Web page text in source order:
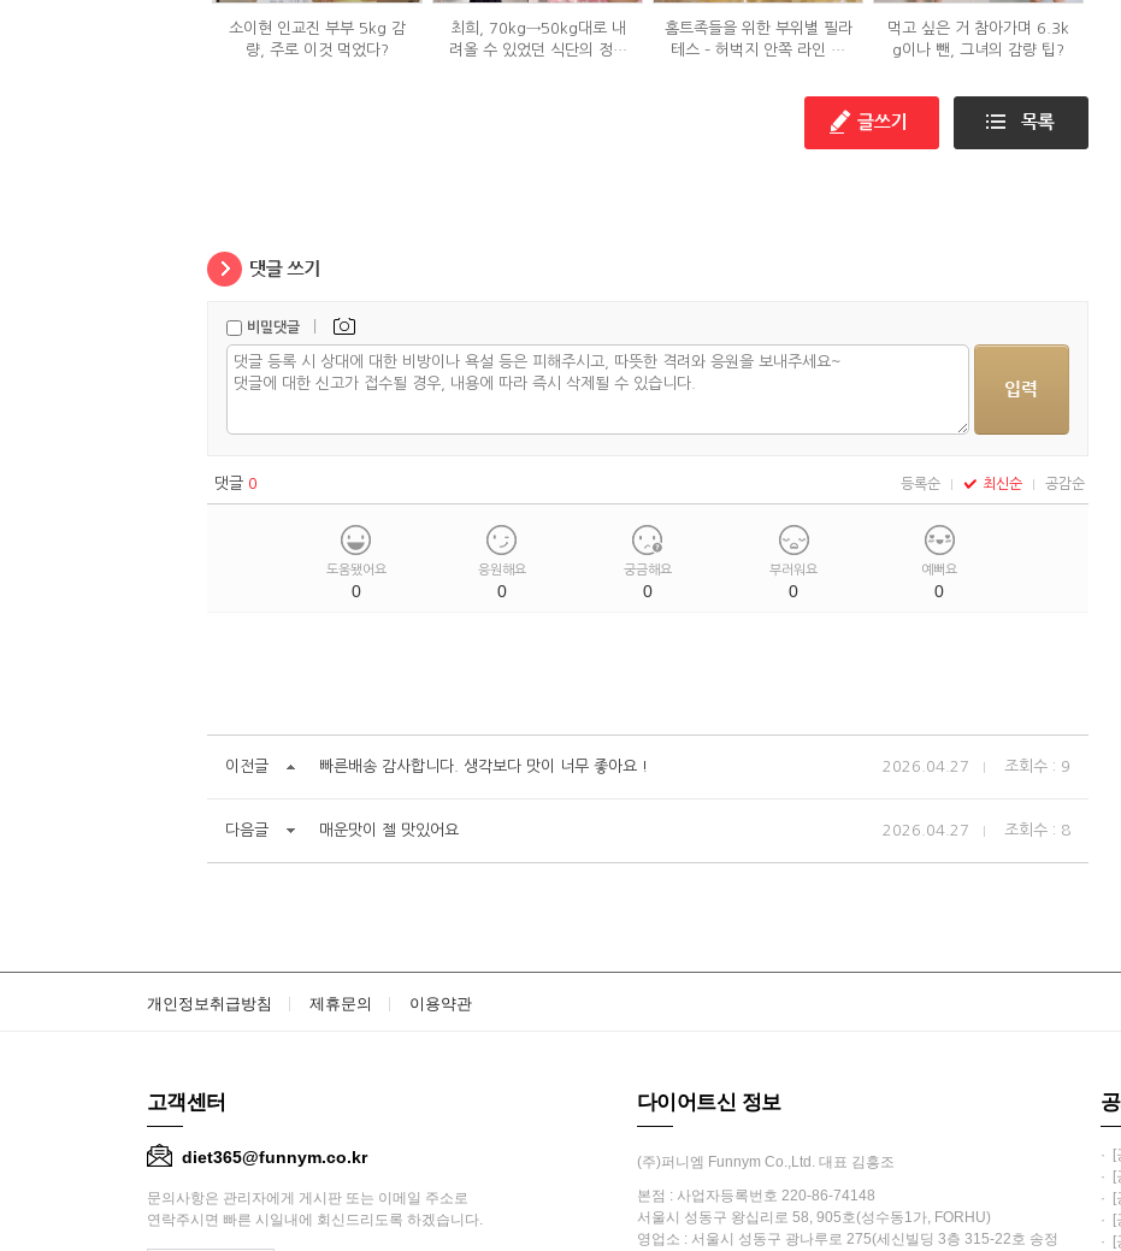
소이현 인교진 부부 5kg 감
량, 주로 이것 먹었다?
최희, 70kg→50kg대로 내
려올 수 있었던 식단의 정체
홈트족들을 위한 부위별 필라
테스 – 허벅지 안쪽 라인 만
먹고 싶은 거 참아가며 6.3k
g이나 뺀, 그녀의 감량 팁?
비밀댓글 |
댓글 0 등록순 최신순 공감순
도움됐어요
0
응원해요
0
궁금해요
0
부러워요
0
예뻐요
0
이전글 빠른배송 감사합니다. 생각보다 맛이 너무 좋아요 ! 2026.04.27 조회수 : 9
다음글 매운맛이 젤 맛있어요 2026.04.27 조회수 : 8
개인정보취급방침 제휴문의 이용약관
고객센터
diet365@funnym.co.kr
문의사항은 관리자에게 게시판 또는 이메일 주소로
연락주시면 빠른 시일내에 회신드리도록 하겠습니다.
다이어트신 정보
(주)퍼니엠 Funnym Co.,Ltd. 대표 김흥조
본점 : 사업자등록번호 220-86-74148
서울시 성동구 왕십리로 58, 905호(성수동1가, FORHU)
영업소 : 서울시 성동구 광나루로 275(세신빌딩 3층 315-22호 송정
· [
· [
· [
· [
· [